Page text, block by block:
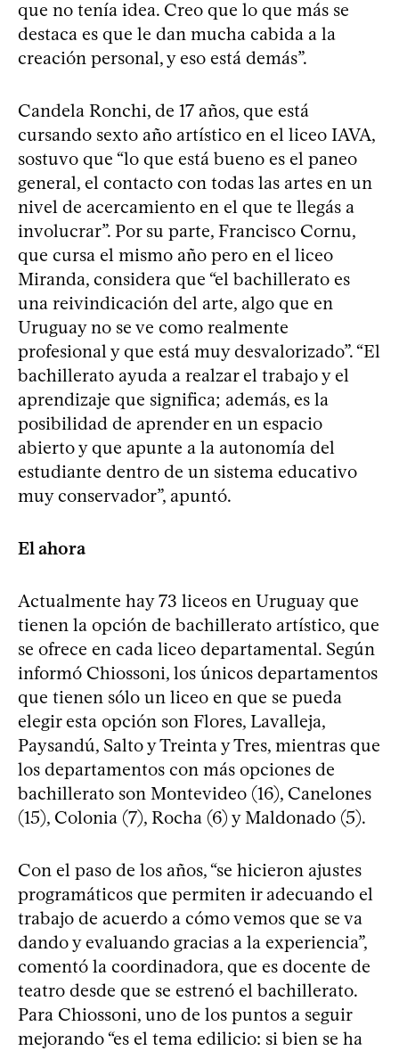
que no tenía idea. Creo que lo que más se
destaca es que le dan mucha cabida a la
creación personal, y eso está demás”.
Candela Ronchi, de 17 años, que está
cursando sexto año artístico en el liceo IAVA,
sostuvo que “lo que está bueno es el paneo
general, el contacto con todas las artes en un
nivel de acercamiento en el que te llegás a
involucrar”. Por su parte, Francisco Cornu,
que cursa el mismo año pero en el liceo
Miranda, considera que “el bachillerato es
una reivindicación del arte, algo que en
Uruguay no se ve como realmente
profesional y que está muy desvalorizado”. “El
bachillerato ayuda a realzar el trabajo y el
aprendizaje que significa; además, es la
posibilidad de aprender en un espacio
abierto y que apunte a la autonomía del
estudiante dentro de un sistema educativo
muy conservador”, apuntó.
El ahora
Actualmente hay 73 liceos en Uruguay que
tienen la opción de bachillerato artístico, que
se ofrece en cada liceo departamental. Según
informó Chiossoni, los únicos departamentos
que tienen sólo un liceo en que se pueda
elegir esta opción son Flores, Lavalleja,
Paysandú, Salto y Treinta y Tres, mientras que
los departamentos con más opciones de
bachillerato son Montevideo (16), Canelones
(15), Colonia (7), Rocha (6) y Maldonado (5).
Con el paso de los años, “se hicieron ajustes
programáticos que permiten ir adecuando el
trabajo de acuerdo a cómo vemos que se va
dando y evaluando gracias a la experiencia”,
comentó la coordinadora, que es docente de
teatro desde que se estrenó el bachillerato.
Para Chiossoni, uno de los puntos a seguir
mejorando “es el tema edilicio: si bien se ha